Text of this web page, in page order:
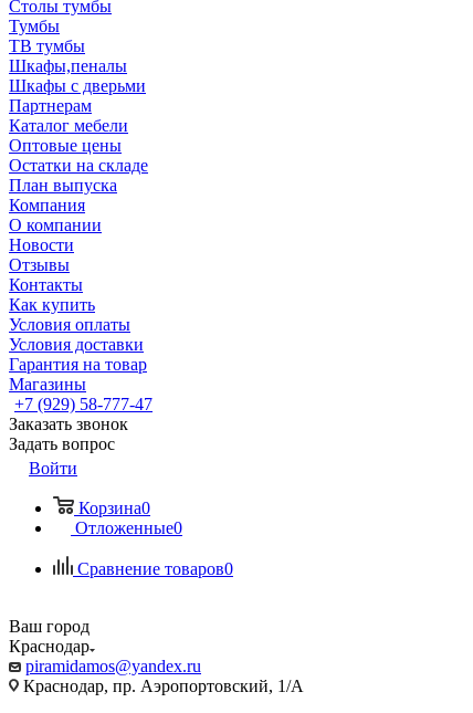
Столы тумбы
Тумбы
ТВ тумбы
Шкафы,пеналы
Шкафы с дверьми
Партнерам
Каталог мебели
Оптовые цены
Остатки на складе
План выпуска
Компания
О компании
Новости
Отзывы
Контакты
Как купить
Условия оплаты
Условия доставки
Гарантия на товар
Магазины
+7 (929) 58-777-47
Заказать звонок
Задать вопрос
Войти
Корзина0
Отложенные0
Сравнение товаров0
Ваш город
Краснодар
piramidamos@yandex.ru
Краснодар, пр. Аэропортовский, 1/А